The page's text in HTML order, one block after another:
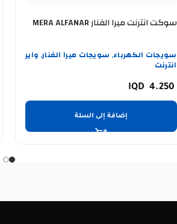
سوكت انترنت ميرا الفنار MERA ALFANAR
سويجات الكهرباء, سويجات ميرا الفنار, واير
انترنت
4.250
إضافة إلى السلة